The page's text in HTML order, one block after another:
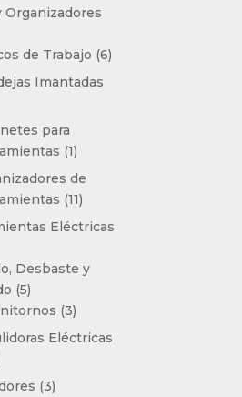
Organizadores
de Trabajo 66
Imantadas
para
11
producto
de
1111
productos
Eléctricas
Desbaste y
55
productos
33
productos
Eléctricas
productos
33